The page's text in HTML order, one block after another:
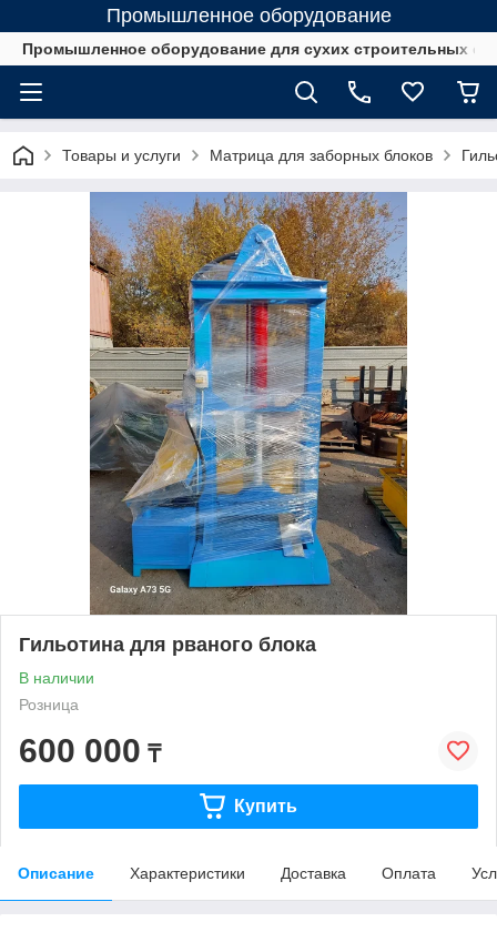
Промышленное оборудование
Промышленное оборудование для сухих строительных
Товары и услуги Матрица для заборных блоков
Гильотина для рваного блока
В наличии
Розница
600 000 ₸
Купить
Описание Характеристики Доставка Оплата